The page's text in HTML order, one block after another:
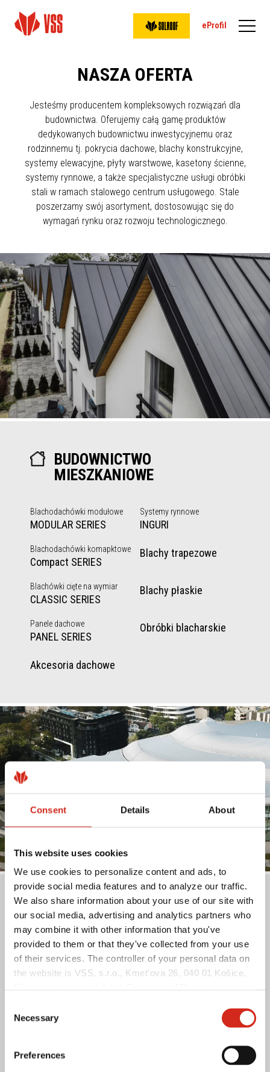
Consent Details About
This website uses cookies
We use cookies to personalize content and ads, to
provide social media features and to analyze our traffic.
We also share information about your use of our site with
our social media, advertising and analytics partners who
may combine it with other information that you've
provided to them or that they've collected from your use
of their services. The controller of your personal data on
the website is VSS, s.r.o., Kmet'ova 26, 040 01 Košice,
Sro, file no.: 51998/V, VAT no.: 2121549375, NIP:
(REGON): (Košice), identification number: 53 915 241,
Selection
Necessary
Preferences
eProfil
NASZA OFERTA
Jesteśmy producentem kompleksowych rozwiązań dla
budownictwa. Oferujemy całą gamę produktów
dedykowanych budownictwu inwestycyjnemu oraz
rodzinnemu tj. pokrycia dachowe, blachy konstrukcyjne,
systemy elewacyjne, płyty warstwowe, kasetony ścienne,
systemy rynnowe, a także specjalistyczne usługi obróbki
stali w ramach stalowego centrum usługowego. Stale
poszerzamy swój asortyment, dostosowując się do
wymagań rynku oraz rozwoju technologicznego.
BUDOWNICTWO
MIESZKANIOWE
Blachodachówki modułowe
MODULAR SERIES
Systemy rynnowe
INGURI
Blachodachówki komapktowe
Compact SERIES
Blachy trapezowe
Blachówki cięte na wymiar
CLASSIC SERIES
Blachy płaskie
Panele dachowe
PANEL SERIES
Obróbki blacharskie
Akcesoria dachowe
BUDOWNICTWO
INWESTYCYJNE
Kasetony elewacyjne
SKRIN
Płyty warstwowe ścienne
CorePIR, CorePUR,
Panele elewacyjne Płyty warstwowe dachowe